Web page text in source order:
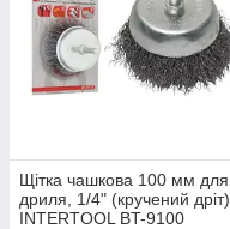
Щітка чашкова 100 мм для
дриля, 1/4" (кручений дріт)
INTERTOOL BT-9100